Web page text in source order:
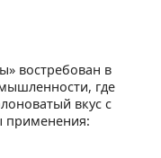
востребован в
где
вкус с
применения: